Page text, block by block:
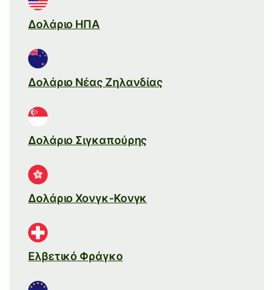
Δολάριο ΗΠΑ
Δολάριο Νέας Ζηλανδίας
Δολάριο Σιγκαπούρης
Δολάριο Χονγκ-Κονγκ
Ελβετικό Φράγκο